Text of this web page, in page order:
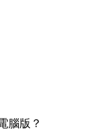
腦版？